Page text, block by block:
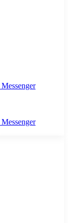
Messenger
Messenger